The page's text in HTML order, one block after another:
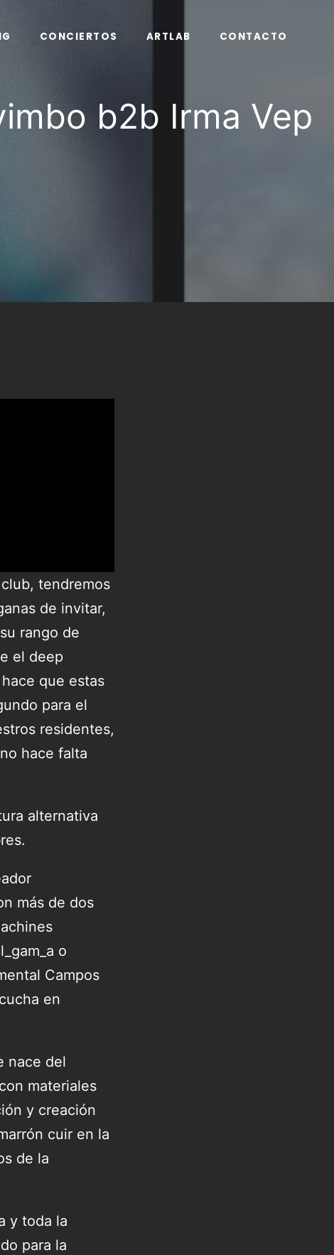
CONCIERTOS ARTLAB CONTACTO
b2b Irma Vep
tendremos
de invitar,
rango de
el deep
que estas
para el
residentes,
hace falta
alternativa
más de dos
o
Campos
en
nace del
materiales
y creación
cuir en la
de la
y toda la
para la